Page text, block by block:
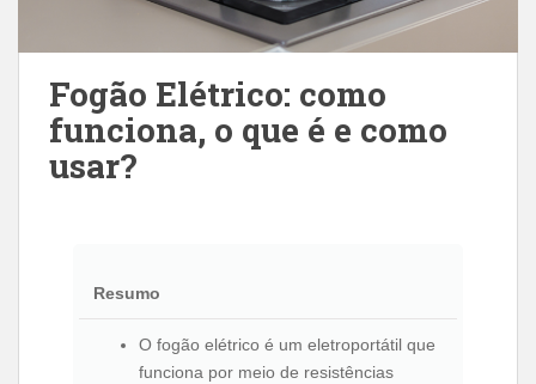
Fogão Elétrico: como
funciona, o que é e como
usar?
Resumo
O fogão elétrico é um eletroportátil que
funciona por meio de resistências